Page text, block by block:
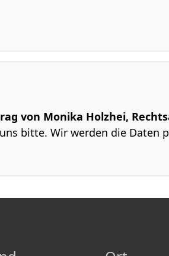
von Monika Holzhei,
bitte. Wir werden die Daten